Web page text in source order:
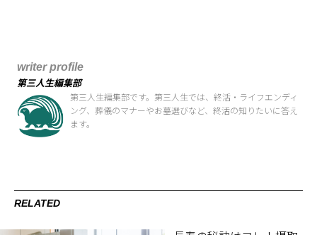
writer profile
第三人生編集部
第三人生編集部です。第三人生では、終活・ライフエンディ
ング、葬儀のマナーやお墓選びなど、終活の知りたいに答え
ます。
RELATED